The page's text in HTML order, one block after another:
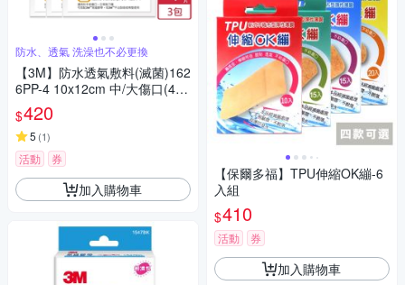
防水、透氣 洗澡也不必更換
【3M】防水透氣敷料(滅菌)162
6PP-4 10x12cm 中/大傷口(4
片/包，共3包)
$420
5 (1)
活動 券
加入購物車
【保爾多福】TPU伸縮OK繃-6
入組
$410
活動 券
加入購物車